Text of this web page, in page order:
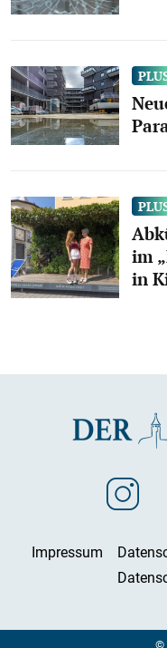
im
in
Impressum
©